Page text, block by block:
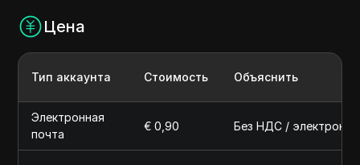
Цена
Тип аккаунта Стоимость Объяснить
Электронная
почта
€ 0,90 Без НДС /